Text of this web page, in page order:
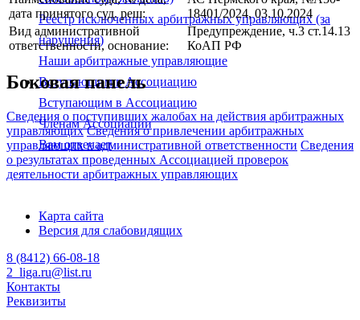
Реестр исключенных арбитражных управляющих (за
нарушения)
Наши арбитражные управляющие
Вступающим в Ассоциацию
Вступающим в Ассоциацию
Членам Ассоциации
Вам отвечает
дата принятого суд. реш:
18401/2024, 03.10.2024
Вид административной
ответственности, основание:
Предупреждение, ч.3 ст.14.13
КоАП РФ
Боковая панель
Сведения о поступивших жалобах на действия арбитражных
управляющих Сведения о привлечении арбитражных
управляющих к административной ответственности Сведения
о результатах проведенных Ассоциацией проверок
деятельности арбитражных управляющих
Карта сайта
Версия для слабовидящих
8 (8412) 66-08-18
2_liga.ru@list.ru
Контакты
Реквизиты